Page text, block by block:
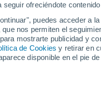
ofreciéndote
puedes acceder a
nos permiten el
mostrarte publicidad y
de Cookies y retirar en
disponible en el pie
NIEVE
ACUMULADA